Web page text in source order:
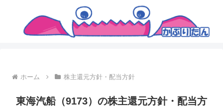
ホーム 株主還元方針・配当方針
東海汽船（9173）の株主還元方針・配当方